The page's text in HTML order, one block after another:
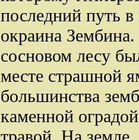
последний путь
окраина
сосновом лесу
месте страшной
большинства
каменной
травой. На